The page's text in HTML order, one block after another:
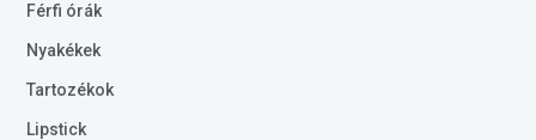
Férfi órák
Nyakékek
Tartozékok
Lipstick